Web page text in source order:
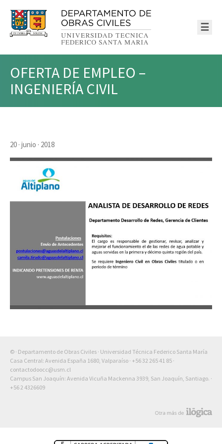
☰
OFERTA DE EMPLEO –
INGENIERÍA CIVIL
20 · junio · 2018
© · Departamento de Obras Civiles · Universidad Técnica Federico Santa María
Casa Central: Avenida España 1680, Valparaíso · +56 32 265 41 85 ·
contactodoocc@usm.cl
Campus San Joaquín: Avenida Vicuña Mackenna 3939, San Joaquín, Santiago. ·
+56 2 4326609